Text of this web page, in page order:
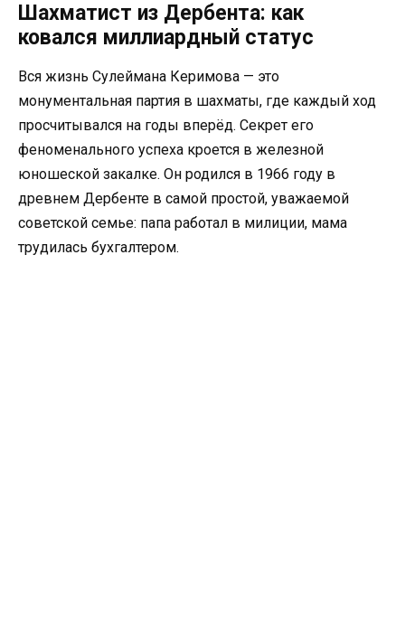
Шахматист из Дербента: как
ковался миллиардный статус
Вся жизнь Сулеймана Керимова — это
монументальная партия в шахматы, где каждый ход
просчитывался на годы вперёд. Секрет его
феноменального успеха кроется в железной
юношеской закалке. Он родился в 1966 году в
древнем Дербенте в самой простой, уважаемой
советской семье: папа работал в милиции, мама
трудилась бухгалтером.